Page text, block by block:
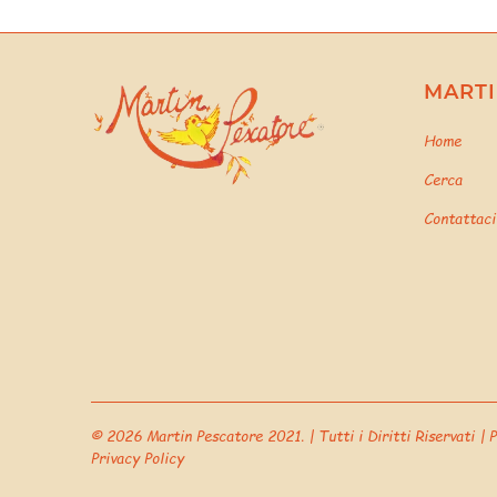
Home
Cerca
Contattaci
© 2026 Martin Pescatore 2021. | Tutti i Diritti Riservati |
Privacy Policy